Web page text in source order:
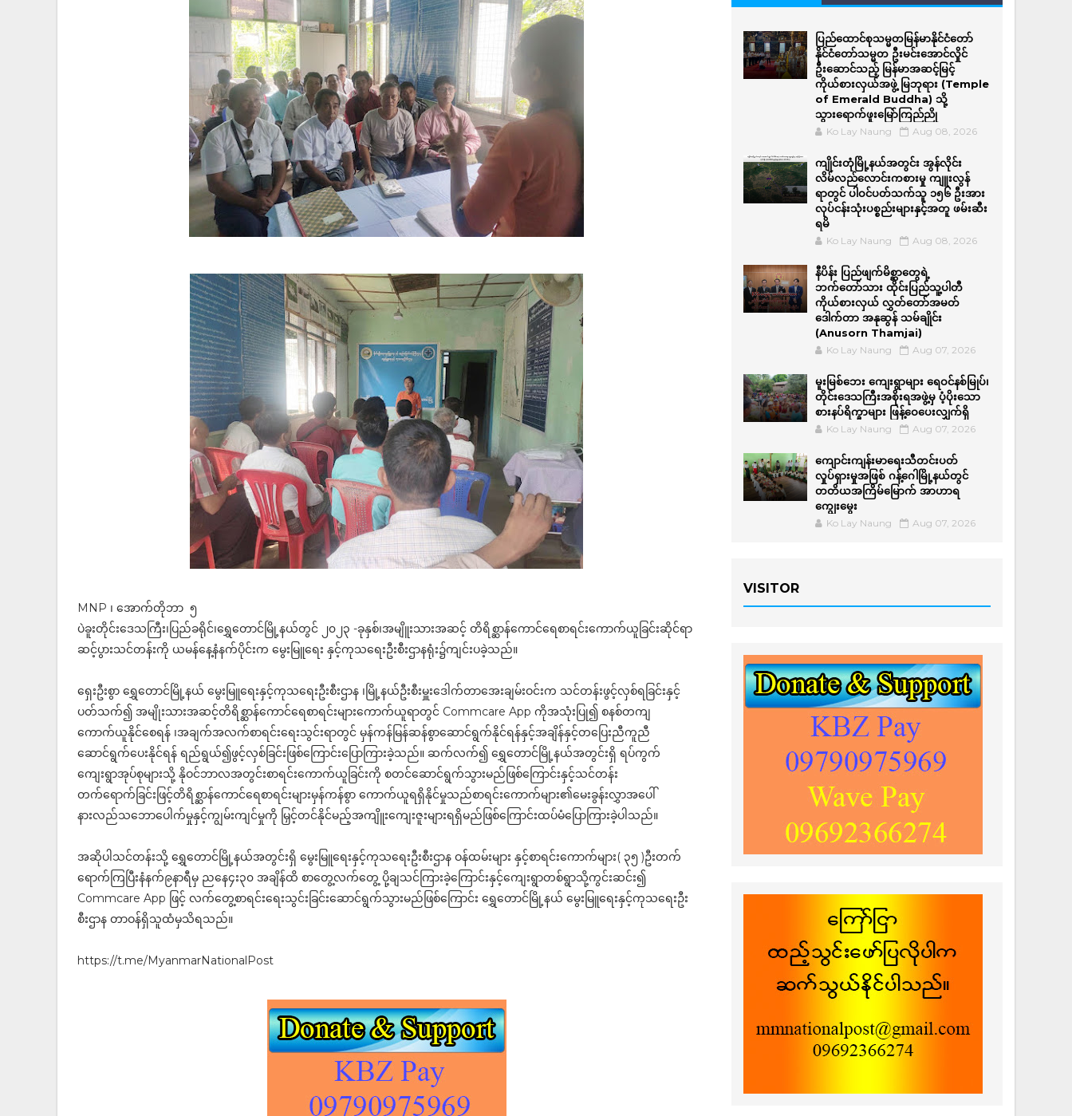
MNP ၊ အောက်တိုဘာ ၅
ပဲခူးတိုင်းဒေသကြီး၊ပြည်ခရိုင်၊ရွှေတောင်မြို့နယ်တွင် ၂၀၂၃ -ခုနှစ်၊အမျိူးသားအဆင့် တိရိစ္ဆာန်ကောင်ရေစာရင်းကောက်ယူခြင်းဆိုင်ရာ
ဆင့်ပွားသင်တန်းကို ယမန်နေ့နံနက်ပိုင်းက မွေးမြူရေး နှင့်ကုသရေးဦးစီးဌာနရုံး၌ကျင်းပခဲ့သည်။
ရှေးဦးစွာ ရွှေတောင်မြို့နယ် မွေးမြူရေးနှင့်ကုသရေးဦးစီးဌာန ၊မြို့နယ်ဦးစီးမှူးဒေါက်တာအေးချမ်းဝင်းက သင်တန်းဖွင့်လှစ်ရခြင်းနှင့်
ပတ်သက်၍ အမျိုးသားအဆင့်တိရိစ္ဆာန်ကောင်ရေစာရင်းများကောက်ယူရာတွင် Commcare App ကိုအသုံးပြု၍ စနစ်တကျ
ကောက်ယူနိုင်စေရန် ၊အချက်အလက်စာရင်းရေးသွင်းရာတွင် မှန်ကန်မြန်ဆန်စွာဆောင်ရွက်နိုင်ရန်နှင့်အချိန်နှင့်တပြေးညီကူညီ
ဆောင်ရွက်ပေးနိုင်ရန် ရည်ရွယ်၍ဖွင့်လှစ်ခြင်းဖြစ်ကြောင်းပြောကြားခဲ့သည်။ ဆက်လက်၍ ရွှေတောင်မြို့နယ်အတွင်းရှိ ရပ်ကွက်
ကျေးရွာအုပ်စုများသို့ နိုဝင်ဘာလအတွင်းစာရင်းကောက်ယူခြင်းကို စတင်ဆောင်ရွက်သွားမည်ဖြစ်ကြောင်းနှင့်သင်တန်း
တက်ရောက်ခြင်းဖြင့်တိရိစ္ဆာန်ကောင်ရေစာရင်းများမှန်ကန်စွာ ကောက်ယူရရှိနိုင်မှုသည်စာရင်းကောက်များ၏မေးခွန်းလွှာအပေါ်
နားလည်သဘောပေါက်မှုနှင့်ကျွမ်းကျင်မှုကို မြှင့်တင်နိုင်မည့်အကျိူးကျေးဇူးများရရှိမည်ဖြစ်ကြောင်းထပ်မံပြောကြားခဲ့ပါသည်။
အဆိုပါသင်တန်းသို့ ရွှေတောင်မြို့နယ်အတွင်းရှိ မွေးမြူရေးနှင့်ကုသရေးဦးစီးဌာန ဝန်ထမ်းများ နှင့်စာရင်းကောက်များ( ၃၅ )ဦးတက်
ရောက်ကြပြီးနံနက်၉နာရီမှ ညနေ၄း၃၀ အချိန်ထိ စာတွေ့လက်တွေ့ ပို့ချသင်ကြားခဲ့ကြောင်းနှင့်ကျေးရွာတစ်ရွာသို့ကွင်းဆင်း၍
Commcare App ဖြင့် လက်တွေ့စာရင်းရေးသွင်းခြင်းဆောင်ရွက်သွားမည်ဖြစ်ကြောင်း ရွှေတောင်မြို့နယ် မွေးမြူရေးနှင့်ကုသရေးဦး
စီးဌာန တာဝန်ရှိသူထံမှသိရသည်။
https://t.me/MyanmarNationalPost
ပြည်ထောင်စုသမ္မတမြန်မာနိုင်ငံတော်
နိုင်ငံတော်သမ္မတ ဦးမင်းအောင်လှိုင်
ဦးဆောင်သည့် မြန်မာအဆင့်မြင့်
ကိုယ်စားလှယ်အဖွဲ့ မြဘုရား (Temple
of Emerald Buddha) သို့
သွားရောက်ဖူးမြော်ကြည်ညို
Ko Lay Naung Aug 08, 2026
ကျိုင်းတုံမြို့နယ်အတွင်း အွန်လိုင်း
လိမ်လည်လောင်းကစားမှု ကျူးလွန်
ရာတွင် ပါဝင်ပတ်သက်သူ ၁၅၆ ဦးအား
လုပ်ငန်းသုံးပစ္စည်းများနှင့်အတူ ဖမ်းဆီး
ရမိ
Ko Lay Naung Aug 08, 2026
နီပိန်း ပြည်ဖျက်မိစ္ဆာတွေရဲ့
ဘက်တော်သား ထိုင်းပြည်သူ့ပါတီ
ကိုယ်စားလှယ် လွှတ်တော်အမတ်
ဒေါက်တာ အနုဆွန် သမ်ချိုင်း
(Anusorn Thamjai)
Ko Lay Naung Aug 07, 2026
မူးမြစ်ဘေး ကျေးရွာများ ရေဝင်နစ်မြုပ်၊
တိုင်းဒေသကြီးအစိုးရအဖွဲ့မှ ပံ့ပိုးသော
စားနပ်ရိက္ခာများ ဖြန့်ဝေပေးလျှက်ရှိ
Ko Lay Naung Aug 07, 2026
ကျောင်းကျန်းမာရေးသီတင်းပတ်
လှုပ်ရှားမှုအဖြစ် ဂန့်ဂေါမြို့နယ်တွင်
တတိယအကြိမ်မြောက် အာဟာရ
ကျွေးမွေး
Ko Lay Naung Aug 07, 2026
VISITOR